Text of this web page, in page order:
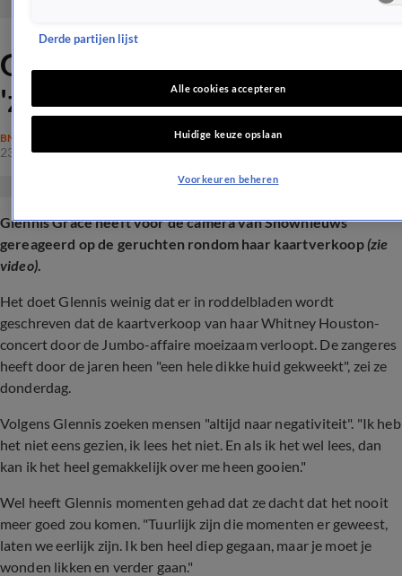
Glennis Grace reageert op
'zware tegenvaller'
BN'ERS
23 aug 2024, 07:46
Glennis Grace heeft voor de camera van Shownieuws
gereageerd op de geruchten rondom haar kaartverkoop(zie
video).
Het doet Glennis weinig dat er in roddelbladen wordt
geschreven dat de kaartverkoop van haar Whitney Houston-
concert door de Jumbo-affaire moeizaam verloopt. De zangeres
heeft door de jaren heen "een hele dikke huid gekweekt", zei ze
donderdag.
Volgens Glennis zoeken mensen "altijd naar negativiteit". "Ik heb
het niet eens gezien, ik lees het niet. En als ik het wel lees, dan
kan ik het heel gemakkelijk over me heen gooien."
Wel heeft Glennis momenten gehad dat ze dacht dat het nooit
meer goed zou komen. "Tuurlijk zijn die momenten er geweest,
laten we eerlijk zijn. Ik ben heel diep gegaan, maar je moet je
wonden likken en verder gaan."
Derde partijen lijst
Alle cookies accepteren
Huidige keuze opslaan
Voorkeuren beheren